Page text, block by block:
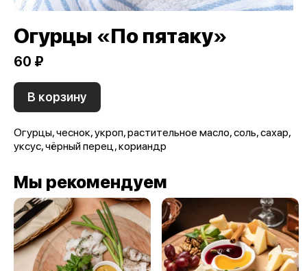
Огурцы «По пятаку»
60 ₽
В корзину
Огурцы, чеснок, укроп, растительное масло, соль, сахар,
уксус, чёрный перец, кориандр
Мы рекомендуем